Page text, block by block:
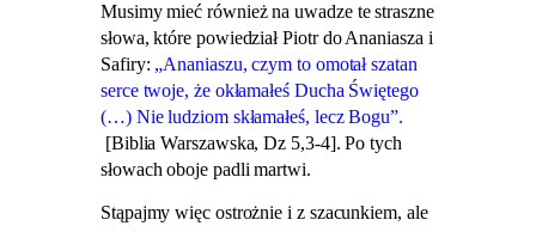
Musimy mieć również na uwadze te straszne
słowa, które powiedział Piotr do Ananiasza i
Safiry: „Ananiaszu, czym to omotał szatan
serce twoje, że okłamałeś Ducha Świętego
(…) Nie ludziom skłamałeś, lecz Bogu”.
[Biblia Warszawska, Dz 5,3-4]. Po tych
słowach oboje padli martwi.
Stąpajmy więc ostrożnie i z szacunkiem, ale